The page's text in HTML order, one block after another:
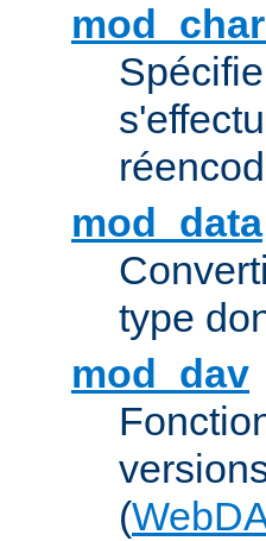
mod_data
type
mod_dav
(